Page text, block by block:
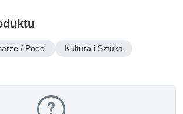
/ Poeci Kultura i Sztuka